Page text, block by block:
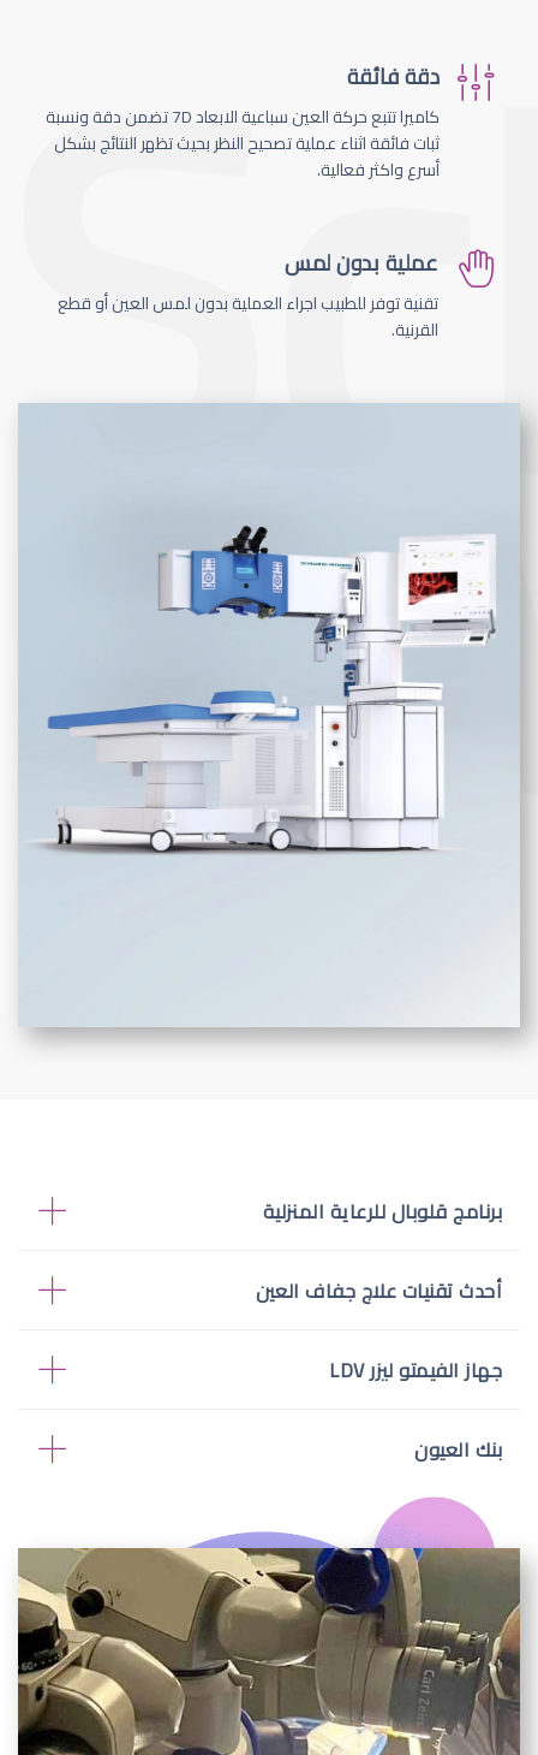
دقة فائقة
كاميرا تتبع حركة العين سباعية الابعاد 7D تضمن دقة ونسبة
ثبات فائقة اثناء عملية تصحيح النظر بحيث تظهر النتائج بشكل
أسرع واكثر فعالية.
عملية بدون لمس
تقنية توفر للطبيب اجراء العملية بدون لمس العين أو قطع
القرنية.
برنامج قلوبال للرعاية المنزلية
أحدث تقنيات علاج جفاف العين
جهاز الفيمتو ليزر LDV
بنك العيون